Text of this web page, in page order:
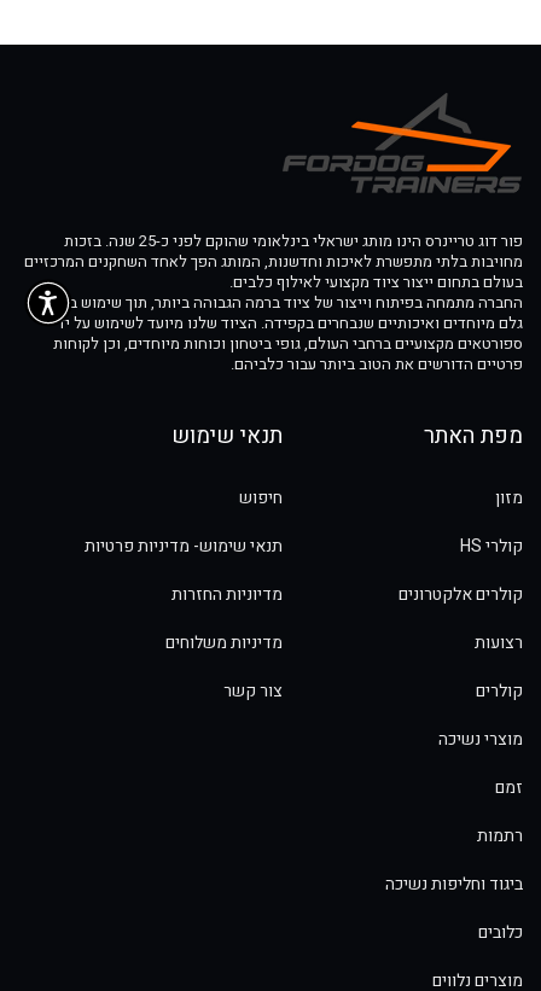
פור דוג טריינרס הינו מותג ישראלי בינלאומי שהוקם לפני כ-25 שנה. בזכות
מחויבות בלתי מתפשרת לאיכות וחדשנות, המותג הפך לאחד השחקנים המרכזיים
בעולם בתחום ייצור ציוד מקצועי לאילוף כלבים.
החברה מתמחה בפיתוח וייצור של ציוד ברמה הגבוהה ביותר, תוך שימוש בחומרי
גלם מיוחדים ואיכותיים שנבחרים בקפידה. הציוד שלנו מיועד לשימוש על ידי
ספורטאים מקצועיים ברחבי העולם, גופי ביטחון וכוחות מיוחדים, וכן לקוחות
פרטיים הדורשים את הטוב ביותר עבור כלביהם.
מפת האתר
מזון
קולרי HS
קולרים אלקטרונים
רצועות
קולרים
מוצרי נשיכה
זמם
רתמות
ביגוד וחליפות נשיכה
כלובים
מוצרים נלווים
תנאי שימוש
חיפוש
תנאי שימוש- מדיניות פרטיות
מדיוניות החזרות
מדיניות משלוחים
צור קשר